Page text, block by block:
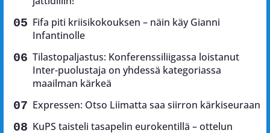
Fifa piti kriisikokouksen – näin käy Gianni
Infantinolle
Tilastopaljastus: Konferenssiliigassa loistanut
Inter-puolustaja on yhdessä kategoriassa
maailman kärkeä
Expressen: Otso Liimatta saa siirron kärkiseuraan
KuPS taisteli tasapelin eurokentillä – ottelun